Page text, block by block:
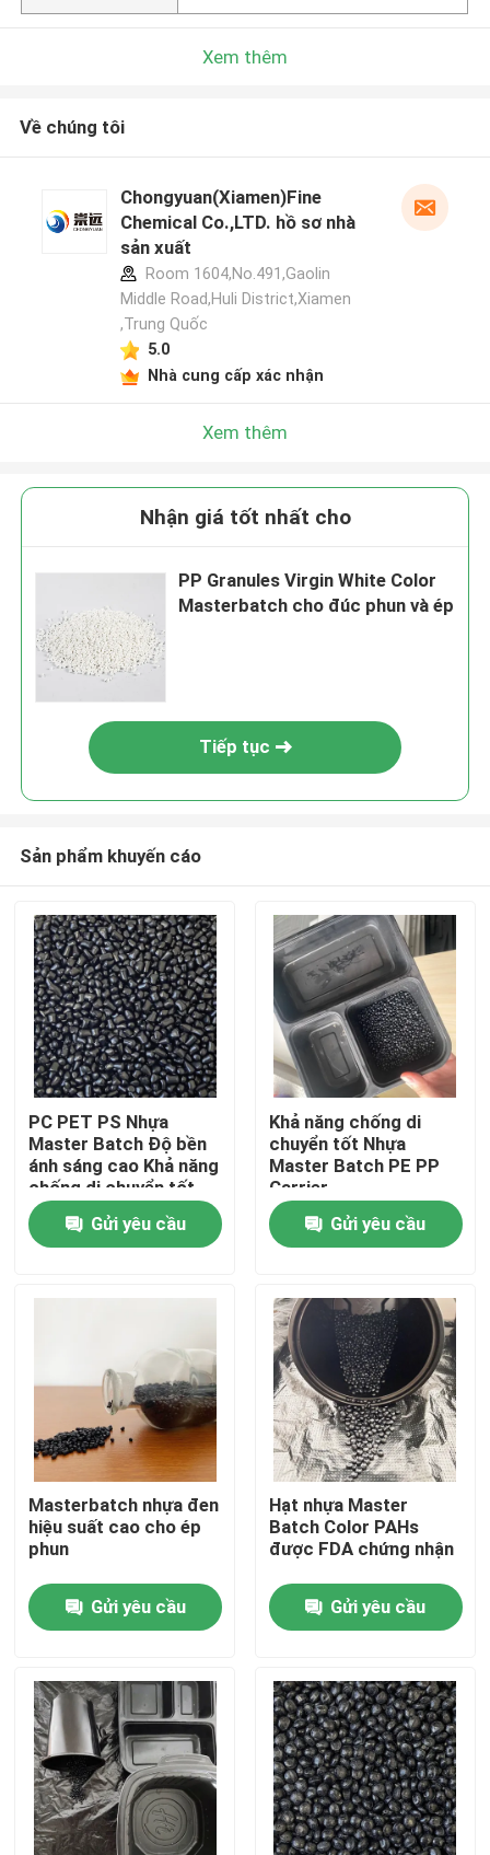
Nhà
Về chúng tôi
Tham quan nhà máy
Liên hệ với chúng tôi
Yêu cầu báo giá
lô nhựa tổng thể
Nguyên liệu hạt nhựa
Xem thêm
Về chúng tôi
Chongyuan(Xiamen)Fine
Chemical Co.,LTD. hồ sơ nhà
sản xuất
Room 1604,No.491,Gaolin
Middle Road,Huli District,Xiamen
,Trung Quốc
5.0
Nhà cung cấp xác nhận
Xem thêm
Nhận giá tốt nhất cho
PP Granules Virgin White Color
Masterbatch cho đúc phun và ép
Tiếp tục
Sản phẩm khuyến cáo
PC PET PS Nhựa
Master Batch Độ bền
ánh sáng cao Khả năng
chống di chuyển tốt
Gửi yêu cầu
Khả năng chống di
chuyển tốt Nhựa
Master Batch PE PP
Carrier
Gửi yêu cầu
Masterbatch nhựa đen
hiệu suất cao cho ép
phun
Gửi yêu cầu
Hạt nhựa Master
Batch Color PAHs
được FDA chứng nhận
Gửi yêu cầu